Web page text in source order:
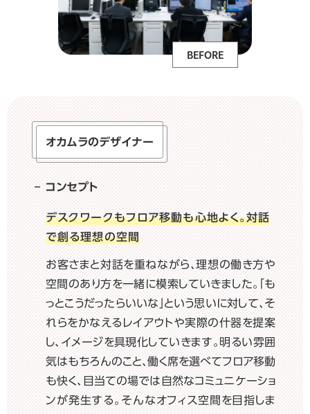
BEFORE
オカムラのデザイナー
コンセプト
デスクワークもフロア移動も心地よく。対話
で創る理想の空間
お客さまと対話を重ねながら、理想の働き方や
空間のあり方を一緒に模索していきました。「も
っとこうだったらいいな」という思いに対して、そ
れらをかなえるレイアウトや実際の什器を提案
し、イメージを具現化していきます。明るい雰囲
気はもちろんのこと、働く席を選べてフロア移動
も快く、目当ての場では自然なコミュニケーショ
ンが発生する。そんなオフィス空間を目指しま